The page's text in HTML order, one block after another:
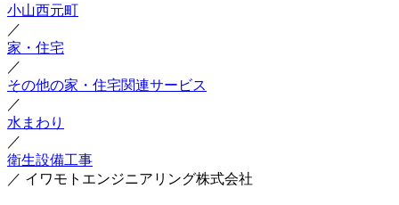
小山西元町
／
家・住宅
／
その他の家・住宅関連サービス
／
水まわり
／
衛生設備工事
／ イワモトエンジニアリング株式会社